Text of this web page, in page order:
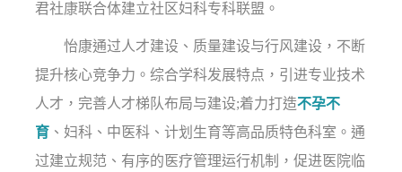
君社康联合体建立社区妇科专科联盟。
怡康通过人才建设、质量建设与行风建设，不断
提升核心竞争力。综合学科发展特点，引进专业技术
人才，完善人才梯队布局与建设;着力打造不孕不
育 、妇科、中医科、计划生育等高品质特色科室。通
过建立规范、有序的医疗管理运行机制，促进医院临